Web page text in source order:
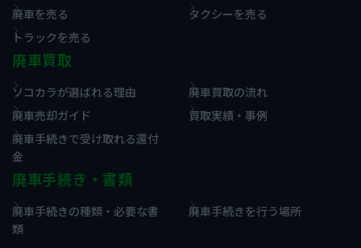
廃車を売る
タクシーを売る
トラックを売る
廃車買取
ソコカラが選ばれる理由
廃車買取の流れ
廃車売却ガイド
買取実績・事例
廃車手続きで受け取れる還付
金
廃車手続き・書類
廃車手続きの種類・必要な書
類
廃車手続きを行う場所